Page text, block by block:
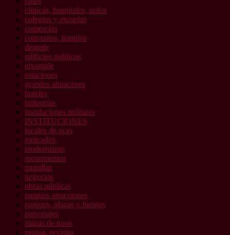
clinicas, hospitales, asilos
colegios y escuelas
comercios
conventos, templos
deporte
edificios publicos
eixample
estaciones
grandes almacenes
hoteles
industrias
instalaciones militares
INSTITUCIONES
locales de ocio
mercados
modernismo
monumentos
murallas
negocios
obras públicas
parques atracciones
parques, plazas y fuentes
personajes
plazas de toros
prensa, revistas